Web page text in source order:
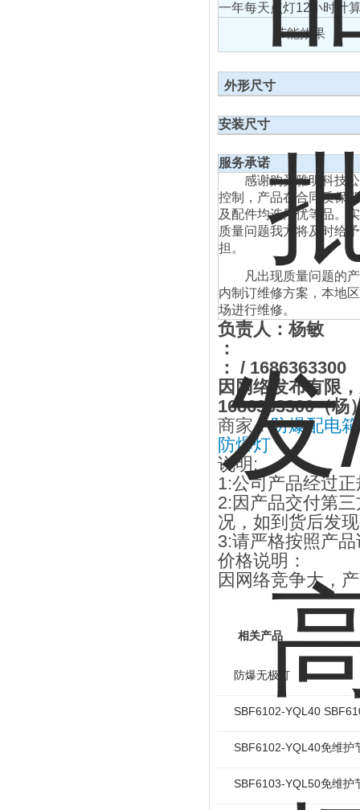
一年每天点灯12小时计
节能效果
外形尺寸
安装尺寸
服务承诺
感谢购买雅明科技公
控制，产品在合同质保
及配件均选用优等品。
质量问题我方将及时给
担。
凡出现质量问题的产
内制订维修方案，本地
场进行维修。
负责人：杨敏
：
： / 1686363300
因网络发布有限
1686363300（杨
商家：防爆配电箱
防爆灯
说明 :
1:公司产品经过
2: 因产品交付第
况，如到货后发
3:请严格按照产
价格说明：
因网络竞争大，
相关产品
防爆无极灯
SBF6102-YQL40
SBF6102-YQL40免维护
SBF6103-YQL50免维护